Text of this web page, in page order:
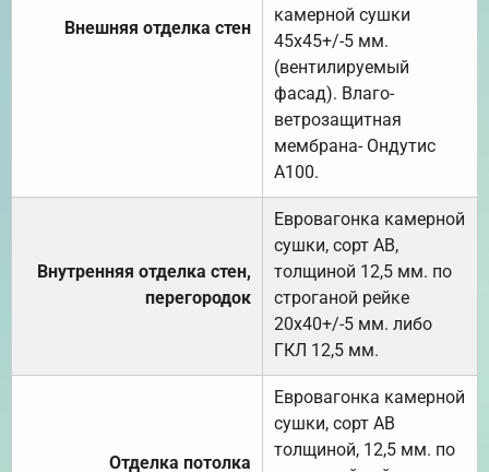
Внешняя отделка стен
камерной сушки
45х45+/-5 мм.
(вентилируемый
фасад). Влаго-
ветрозащитная
мембрана- Ондутис
А100.
Внутренняя отделка стен,
перегородок
Евровагонка камерной
сушки, сорт АВ,
толщиной 12,5 мм. по
строганой рейке
20х40+/-5 мм. либо
ГКЛ 12,5 мм.
Отделка потолка
Евровагонка камерной
сушки, сорт АВ
толщиной, 12,5 мм. по